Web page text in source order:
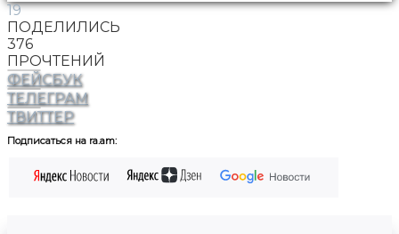
19
ПОДЕЛИЛИСЬ
376
ПРОЧТЕНИЙ
ФЕЙСБУК
ТЕЛЕГРАМ
ТВИТТЕР
Подписаться на ra.am: